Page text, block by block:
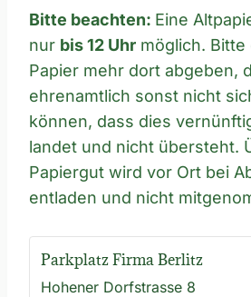
Bitte beachten: Eine
nur bis 12 Uhr möglich. Bitte
Papier mehr dort abgeben,
ehrenamtlich sonst nicht
können, dass dies
landet und nicht übersteht.
Papiergut wird vor Ort bei
entladen und nicht
Parkplatz Firma Berlitz
Hohener Dorfstrasse 8